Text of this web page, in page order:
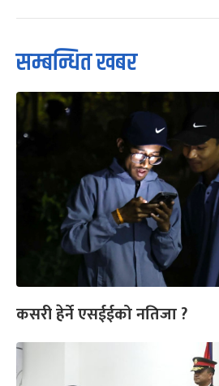
सम्बन्धित खबर
कसरी हेर्ने एसईईको नतिजा ?